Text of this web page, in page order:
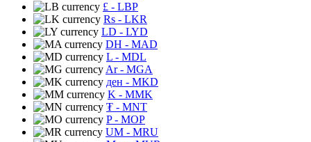
£ - LBP
Rs - LKR
LD - LYD
DH - MAD
L - MDL
Ar- MGA
ден - MKD
K - MMK
₮ - MNT
P- MOP
UM - MRU